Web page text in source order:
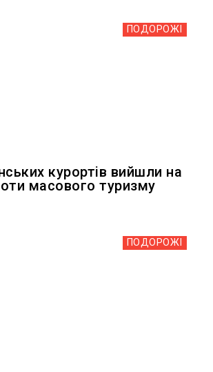
ПОДОРОЖІ
курортів вийшли на
масового туризму
ПОДОРОЖІ